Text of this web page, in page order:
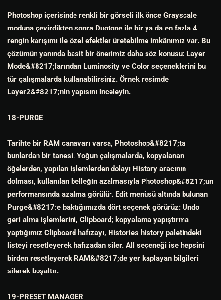
Photoshop içerisinde renkli bir görseli ilk önce Grayscale
moduna çevirdikten sonra Duotone ile bir ya da en fazla 4
rengin karışımı ile özel efektler üretebilme imkânımız var. Bu
çözümün yanında basit bir önerimiz daha söz konusu: Layer
Mode&#8217;larından Luminosity ve Color seçeneklerini bu
tür çalışmalarda kullanabilirsiniz. Örnek resimde
Layer2&#8217;nin yapısını inceleyin.
18-PURGE
Tarihte bir RAM canavarı varsa, Photoshop&#8217;ta
bunlardan bir tanesi. Yoğun çalışmalarda, kopyalanan
öğelerden, yapılan işlemlerden dolayı History aracının
dolması, kullanılan belleğin azalmasıyla Photoshop&#8217;un
performansında azalma görülür. Edit menüsü altında bulunan
Purge&#8217;e baktığımızda dört seçenek görürüz: Undo
geri alma işlemlerini, Clipboard; kopyalama yapıştırma
yaptığımız Clipboard hafızayı, Histories history paletindeki
listeyi resetleyerek hafızadan siler. All seçeneği ise hepsini
birden resetleyerek RAM&#8217;de yer kaplayan bilgileri
silerek boşaltır.
19-PRESET MANAGER